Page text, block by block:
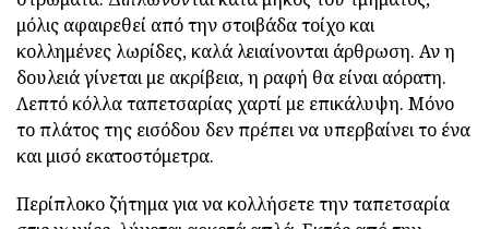
μόλις αφαιρεθεί από την στοιβάδα τοίχο και
κολλημένες λωρίδες, καλά λειαίνονται άρθρωση. Αν η
δουλειά γίνεται με ακρίβεια, η ραφή θα είναι αόρατη.
Λεπτό κόλλα ταπετσαρίας χαρτί με επικάλυψη. Μόνο
το πλάτος της εισόδου δεν πρέπει να υπερβαίνει το ένα
και μισό εκατοστόμετρα.
Περίπλοκο ζήτημα για να κολλήσετε την ταπετσαρία